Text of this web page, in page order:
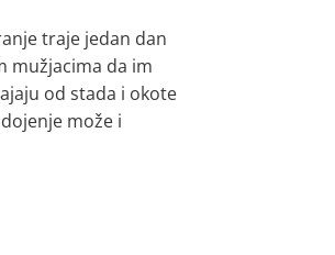
traje jedan dan
mužjacima da im
od stada i okote
može i